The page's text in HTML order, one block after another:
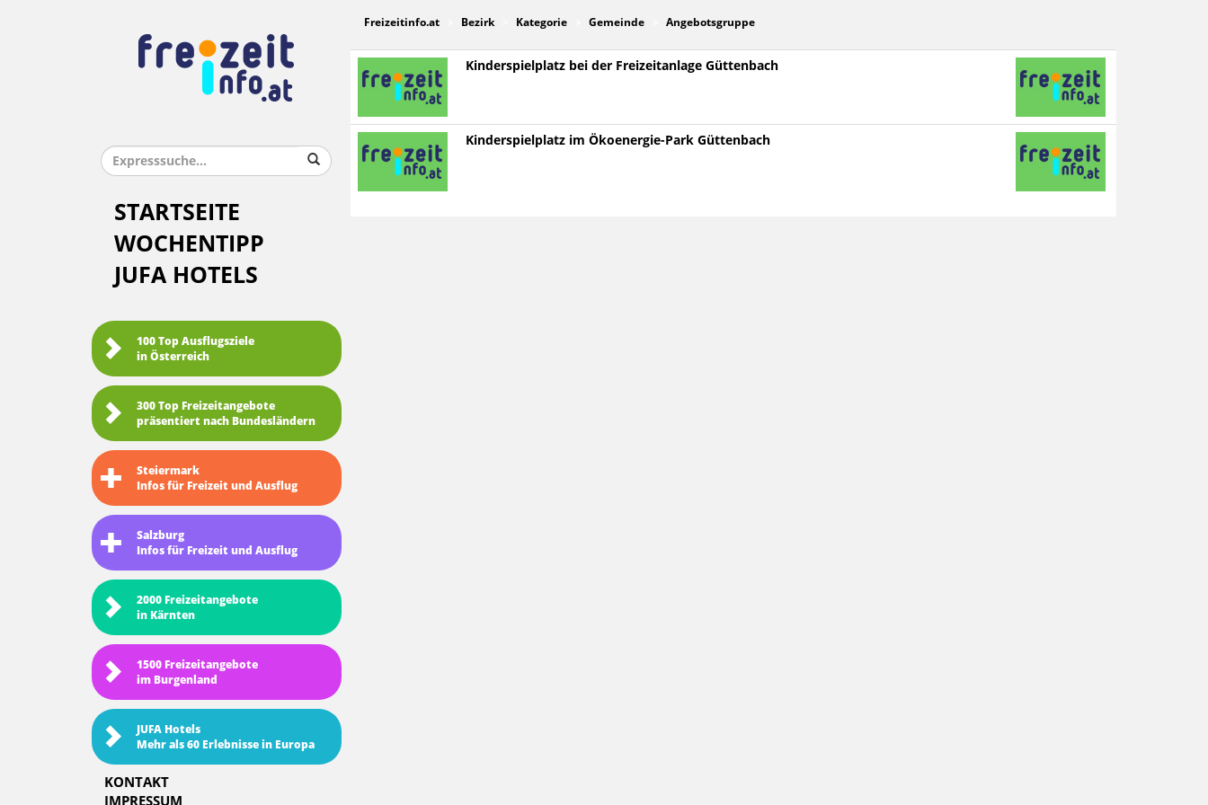
STARTSEITE
WOCHENTIPP
JUFA HOTELS
100 Top Ausflugsziele
in Österreich
300 Top Freizeitangebote
präsentiert nach Bundesländern
Steiermark
Infos für Freizeit und Ausflug
Salzburg
Infos für Freizeit und Ausflug
2000 Freizeitangebote
in Kärnten
1500 Freizeitangebote
im Burgenland
JUFA Hotels
Mehr als 60 Erlebnisse in Europa
KONTAKT
IMPRESSUM
Freizeitinfo.at Bezirk Kategorie Gemeinde Angebotsgruppe
Kinderspielplatz bei der Freizeitanlage Güttenbach
Kinderspielplatz im Ökoenergie-Park Güttenbach